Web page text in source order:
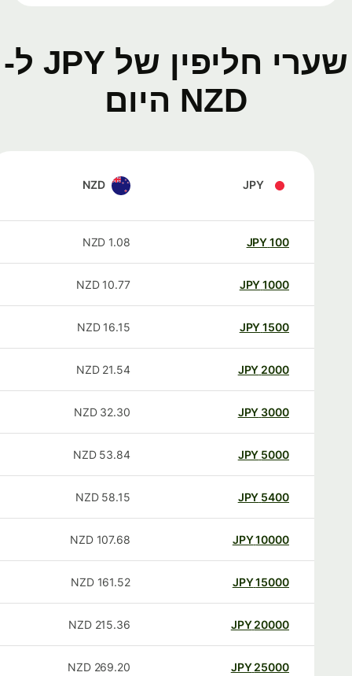
שערי חליפין של JPY ל-
NZD היום
JPY
NZD
100
JPY
1.08
NZD
1000
JPY
10.77
NZD
1500
JPY
16.15
NZD
2000
JPY
21.54
NZD
3000
JPY
32.30
NZD
5000
JPY
53.84
NZD
5400
JPY
58.15
NZD
10000
JPY
107.68
NZD
15000
JPY
161.52
NZD
20000
JPY
215.36
NZD
25000
JPY
269.20
NZD